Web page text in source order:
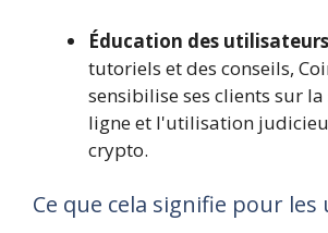
Éducation des utilisateurs
tutoriels et des conseils,
sensibilise ses clients sur
ligne et l'utilisation
crypto.
Ce que cela signifie pour